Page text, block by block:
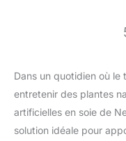
Dans un quotidien où
entretenir des plantes
artificielles en soie de
solution idéale pour